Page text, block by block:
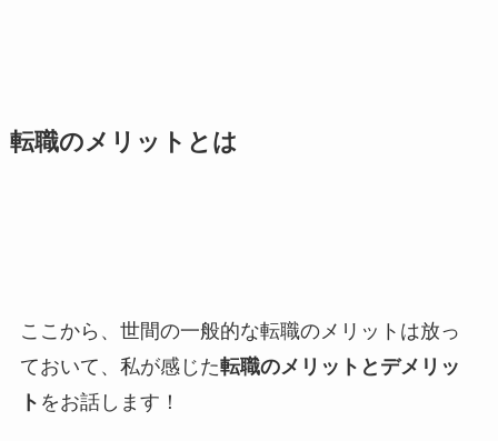
転職のメリットとは
ここから、世間の一般的な転職のメリットは放っ
ておいて、私が感じた転職のメリットとデメリッ
ト をお話します！